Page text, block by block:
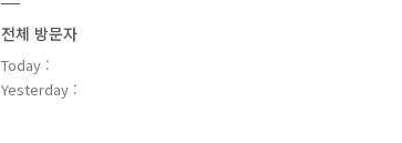
전체 방문자
Today :
Yesterday :